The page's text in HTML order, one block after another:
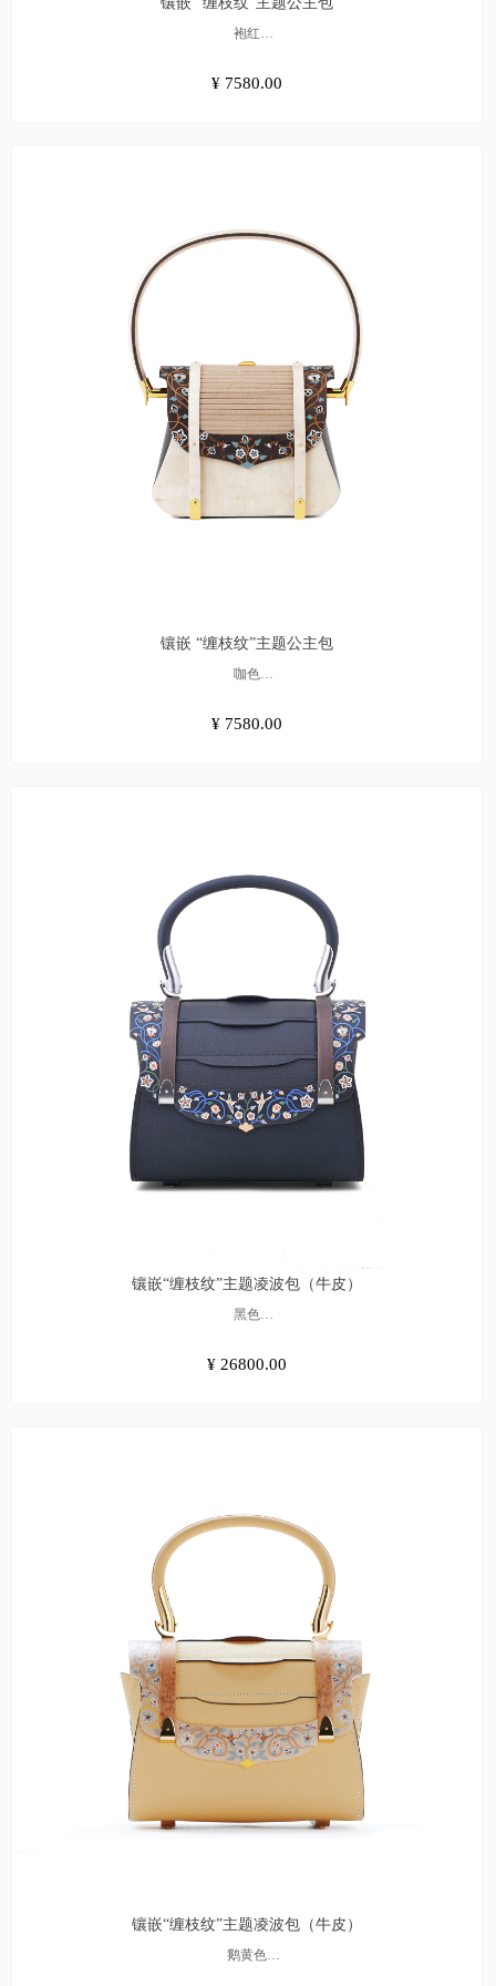
袍红
¥7580.00
¥ 7580.00
镶嵌 “缠枝纹”主题公主包
咖色
¥7580.00
¥ 7580.00
镶嵌“缠枝纹”主题凌波包（牛皮）
黑色
¥26800.00
¥ 26800.00
镶嵌“缠枝纹”主题凌波包（牛皮）
鹅黄色